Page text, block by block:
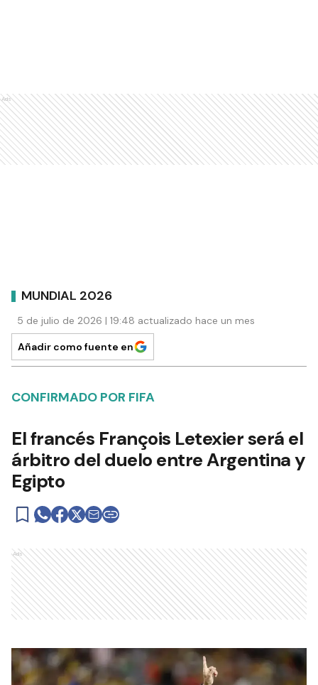
Ads
MUNDIAL 2026
5 de julio de 2026 | 19:48 actualizado hace un mes
Añadir como fuente en
CONFIRMADO POR FIFA
El francés François Letexier será el
árbitro del duelo entre Argentina y
Egipto
Ads